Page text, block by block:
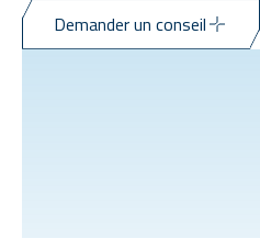
Demander un conseil